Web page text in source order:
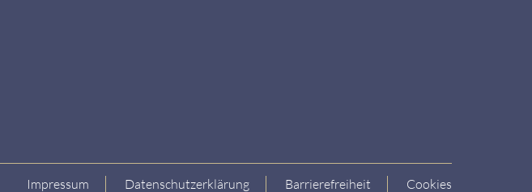
Impressum Datenschutzerklärung Barrierefreiheit Cookies